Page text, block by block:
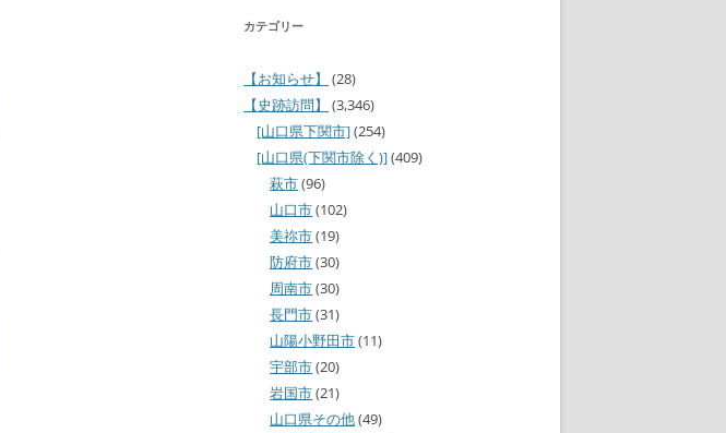
カテゴリー
【お知らせ】
(28)
【史跡訪問】
(3,346)
[山口県下関市](254)
[山口県(下関市除く)](409)
萩市(96)
山口市(102)
美祢市(19)
防府市(30)
周南市(30)
長門市(31)
山陽小野田市(11)
宇部市(20)
岩国市(21)
山口県その他(49)